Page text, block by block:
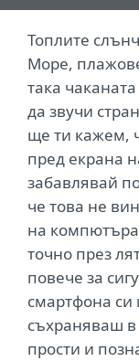
Топлите
Море,
така
да звучи
ще ти кажем,
пред екрана
забавлявай
че това не
на
точно през
повече за
смартфона
съхраняваш в
прости и